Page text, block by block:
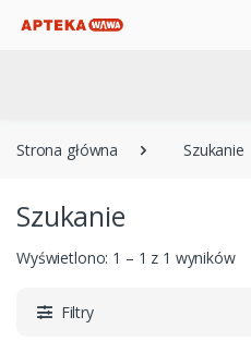
Strona główna Szukanie
Szukanie
Wyświetlono: 1 – 1 z 1 wyników
Filtry